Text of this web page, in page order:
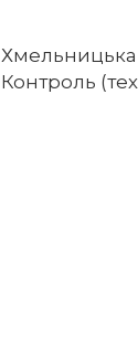
Хмельницька
Контроль